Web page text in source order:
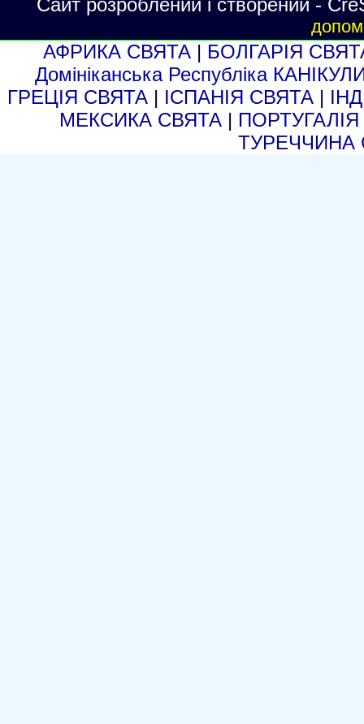
Сайт розроблений і створений -
АФРИКА СВЯТА | БОЛГАРІЯ
Домініканська Республіка
ГРЕЦІЯ СВЯТА | ІСПАНІЯ СВЯТА |
МЕКСИКА СВЯТА |
ТУРЕЧЧИНА